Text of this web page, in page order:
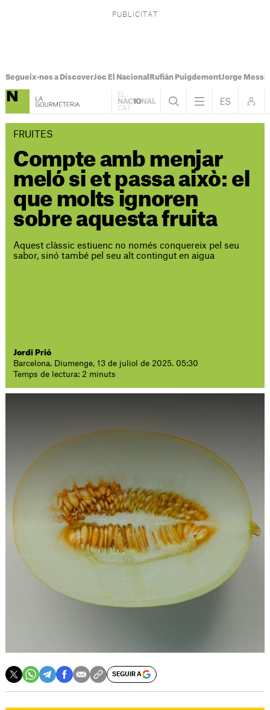
Segueix-nos a DiscoverJoc El Nacional Rufián PuigdemontJorge Messi
FRUITES
Compte amb menjar
meló si et passa això: el
que molts ignoren
sobre aquesta fruita
Aquest clàssic estiuenc no només conquereix pel seu
sabor, sinó també pel seu alt contingut en aigua
Jordi Prió
Barcelona. Diumenge, 13 de juliol de 2025. 05:30
Temps de lectura: 2 minuts
SEGUIR A